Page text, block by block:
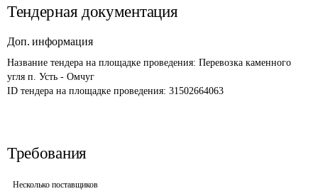
Тендерная документация
Доп. информация
Название тендера на площадке проведения: Перевозка каменного
угля п. Усть - Омчуг
ID тендера на площадке проведения: 31502664063
Требования
Несколько поставщиков